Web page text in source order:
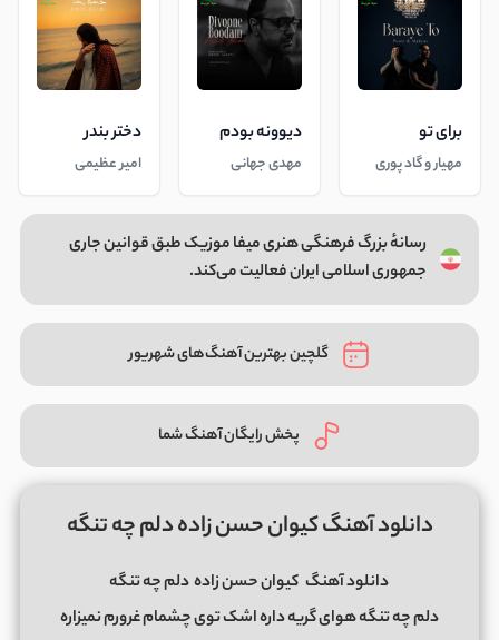
برای تو
مهیار و گاد پوری
دیوونه بودم
مهدی جهانی
دختر بندر
امیر عظیمی
رسانهٔ بزرگ فرهنگی هنری میفا موزیک طبق قوانین جاری
جمهوری اسلامی ایران فعالیت می‌کند.
گلچین بهترین آهنگ‌های شهریور
پخش رایگان آهنگ شما
دانلود آهنگ کیوان حسن زاده دلم چه تنگه
دانلود آهنگ کیوان حسن زادهدلم چه تنگه
دلم چه تنگه هوای گریه داره اشک توی چشمام غرورم نمیزاره